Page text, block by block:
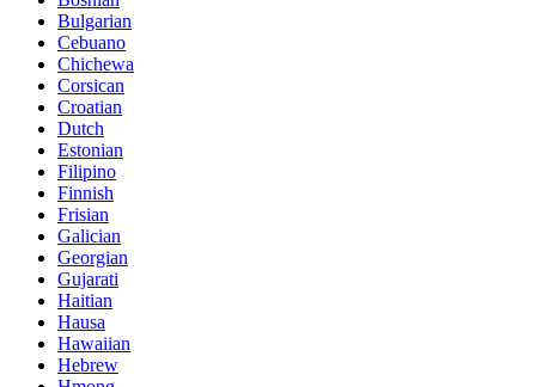
Bulgarian
Cebuano
Chichewa
Corsican
Croatian
Dutch
Estonian
Filipino
Finnish
Frisian
Galician
Georgian
Gujarati
Haitian
Hausa
Hawaiian
Hebrew